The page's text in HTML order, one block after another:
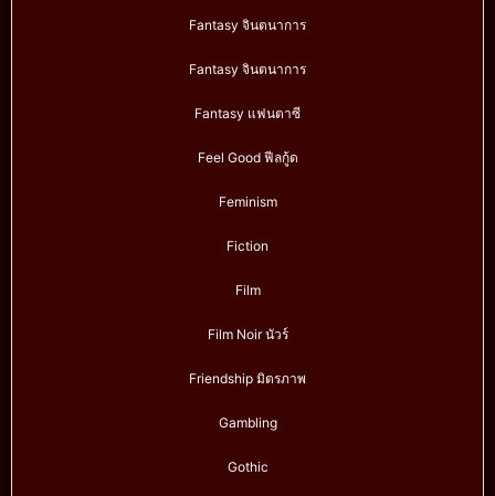
Fantasy จินตนาการ
Fantasy จินตนาการ
Fantasy แฟนตาซี
Feel Good ฟีลกู้ด
Feminism
Fiction
Film
Film Noir นัวร์
Friendship มิตรภาพ
Gambling
Gothic